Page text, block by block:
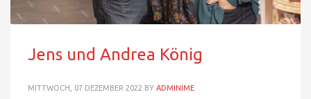
Jens und Andrea König
MITTWOCH, 07 DEZEMBER 2022 BY ADMINIME